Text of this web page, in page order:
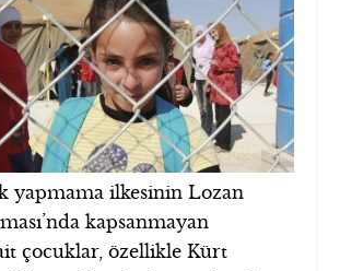
yapmama ilkesinin Lozan
kapsanmayan
çocuklar, özellikle Kürt